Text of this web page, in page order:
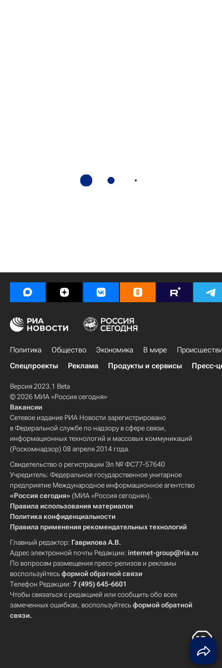
Политика Общество Экономика В мире
Спецпроекты
Реклама Продукты и сервисы Пресс-
Версия 2023.1 Beta
© 2026 МИА «Россия сегодня»
Вакансии
Сетевое издание РИА Новости зарегистрировано
в Федеральной службе по надзору в сфере связи,
информационных технологий и массовых коммуникаций
(Роскомнадзор) 08 апреля 2014 года.
Свидетельство о регистрации Эл № ФС77-57640
Учредитель: Федеральное государственное унитарное
предприятие Международное информационное агентство
«Россия сегодня» (МИА «Россия сегодня»).
Правила использования материалов
Политика конфиденциальности
Правила применения рекомендательных технологий
Главный редактор: Гаврилова А.В.
Адрес электронной почты Редакции: internet-group@ria.ru
По вопросам размещения пресс-релизов и рекламы
воспользуйтесьформой обратной связи
Телефон Редакции: 7 (495) 645-6601
Чтобы связаться с редакцией или сообщить обо всех
замеченных ошибках, воспользуйтесьформой обратной
связи.